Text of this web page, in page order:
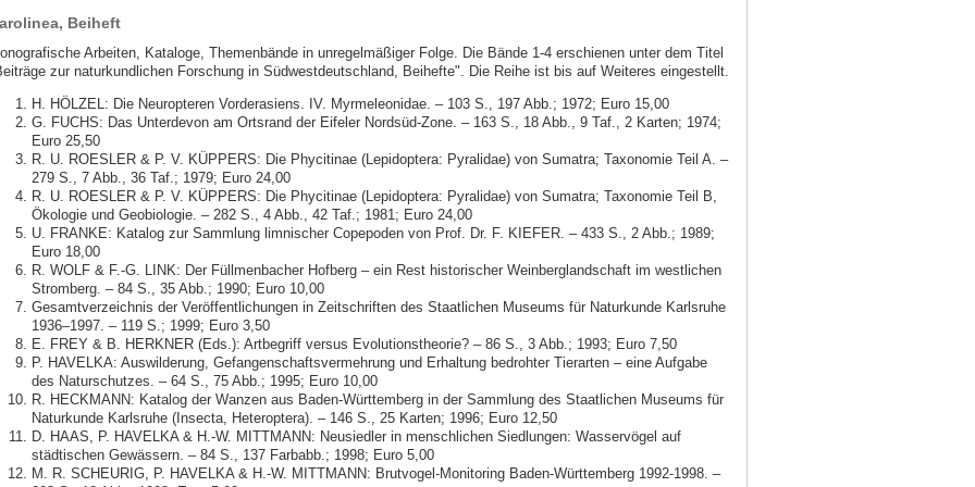
Beiheft
Arbeiten, Kataloge, Themenbände in unregelmäßiger Folge. Die Bände 1-4 erschienen unter dem Titel
zur naturkundlichen Forschung in Südwestdeutschland, Beihefte". Die Reihe ist bis auf Weiteres eingestellt.
H. HÖLZEL: Die Neuropteren Vorderasiens. IV. Myrmeleonidae. – 103 S., 197 Abb.; 1972; Euro 15,00
G. FUCHS: Das Unterdevon am Ortsrand der Eifeler Nordsüd-Zone. – 163 S., 18 Abb., 9 Taf., 2 Karten; 1974;
Euro 25,50
R. U. ROESLER & P. V. KÜPPERS: Die Phycitinae (Lepidoptera: Pyralidae) von Sumatra; Taxonomie Teil A. –
279 S., 7 Abb., 36 Taf.; 1979; Euro 24,00
R. U. ROESLER & P. V. KÜPPERS: Die Phycitinae (Lepidoptera: Pyralidae) von Sumatra; Taxonomie Teil B,
Ökologie und Geobiologie. – 282 S., 4 Abb., 42 Taf.; 1981; Euro 24,00
U. FRANKE: Katalog zur Sammlung limnischer Copepoden von Prof. Dr. F. KIEFER. – 433 S., 2 Abb.; 1989;
Euro 18,00
R. WOLF & F.-G. LINK: Der Füllmenbacher Hofberg – ein Rest historischer Weinberglandschaft im westlichen
Stromberg. – 84 S., 35 Abb.; 1990; Euro 10,00
Gesamtverzeichnis der Veröffentlichungen in Zeitschriften des Staatlichen Museums für Naturkunde Karlsruhe
1936–1997. – 119 S.; 1999; Euro 3,50
E. FREY & B. HERKNER (Eds.): Artbegriff versus Evolutionstheorie? – 86 S., 3 Abb.; 1993; Euro 7,50
P. HAVELKA: Auswilderung, Gefangenschaftsvermehrung und Erhaltung bedrohter Tierarten – eine Aufgabe
des Naturschutzes. – 64 S., 75 Abb.; 1995; Euro 10,00
R. HECKMANN: Katalog der Wanzen aus Baden-Württemberg in der Sammlung des Staatlichen Museums für
Naturkunde Karlsruhe (Insecta, Heteroptera). – 146 S., 25 Karten; 1996; Euro 12,50
D. HAAS, P. HAVELKA & H.-W. MITTMANN: Neusiedler in menschlichen Siedlungen: Wasservögel auf
städtischen Gewässern. – 84 S., 137 Farbabb.; 1998; Euro 5,00
M. R. SCHEURIG, P. HAVELKA & H.-W. MITTMANN: Brutvogel-Monitoring Baden-Württemberg 1992-1998. –